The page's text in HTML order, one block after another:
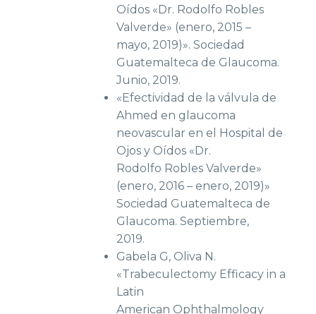
Oídos «Dr. Rodolfo Robles
Valverde» (enero, 2015 –
mayo, 2019)». Sociedad
Guatemalteca de Glaucoma.
Junio, 2019.
«Efectividad de la válvula de
Ahmed en glaucoma
neovascular en el Hospital de
Ojos y Oídos «Dr.
Rodolfo Robles Valverde»
(enero, 2016 – enero, 2019)»
Sociedad Guatemalteca de
Glaucoma. Septiembre,
2019.
Gabela G, Oliva N.
«Trabeculectomy Efficacy in a
Latin
American Ophthalmology